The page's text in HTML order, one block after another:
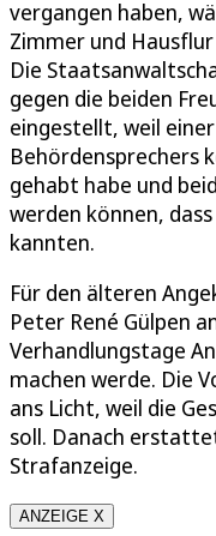
vergangen haben,
Zimmer und
Die
gegen die beiden
eingestellt, weil
Behördensprechers
gehabt habe und
werden können,
kannten.
Für den älteren
Peter René Gülpen
Verhandlungstage
machen werde. Die
ans Licht, weil die
soll. Danach
Strafanzeige.
ANZEIGE X